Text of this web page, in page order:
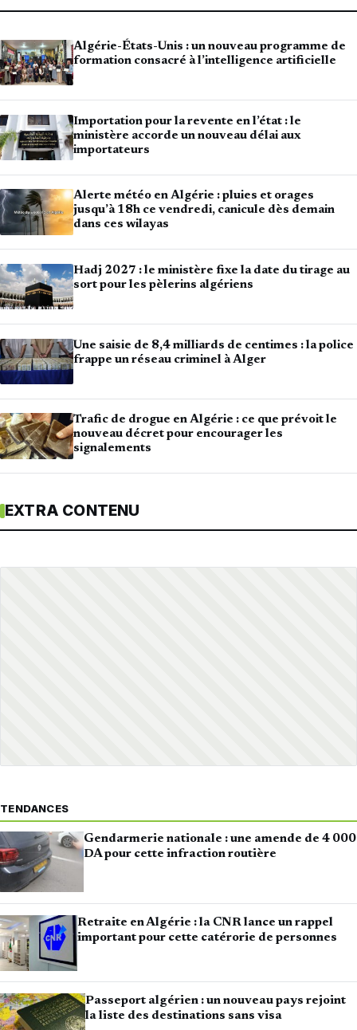
Algérie-États-Unis : un nouveau programme de
formation consacré à l’intelligence artificielle
Importation pour la revente en l’état : le
ministère accorde un nouveau délai aux
importateurs
Alerte météo en Algérie : pluies et orages
jusqu’à 18h ce vendredi, canicule dès demain
dans ces wilayas
Hadj 2027 : le ministère fixe la date du tirage au
sort pour les pèlerins algériens
Une saisie de 8,4 milliards de centimes : la police
frappe un réseau criminel à Alger
Trafic de drogue en Algérie : ce que prévoit le
nouveau décret pour encourager les
signalements
EXTRA CONTENU
TENDANCES
Gendarmerie nationale : une amende de 4 000
DA pour cette infraction routière
Retraite en Algérie : la CNR lance un rappel
important pour cette catérorie de personnes
Passeport algérien : un nouveau pays rejoint
la liste des destinations sans visa